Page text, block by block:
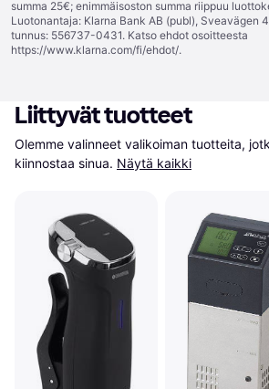
summa 25€; enimmäisoston summa riippuu
Luotonantaja: Klarna Bank AB (publ), Sveavägen
tunnus: 556737-0431. Katso ehdot osoitteesta
https://www.klarna.com/fi/ehdot/.
Liittyvät tuotteet
Olemme valinneet valikoiman tuotteita,
kiinnostaa sinua. Näytä kaikki